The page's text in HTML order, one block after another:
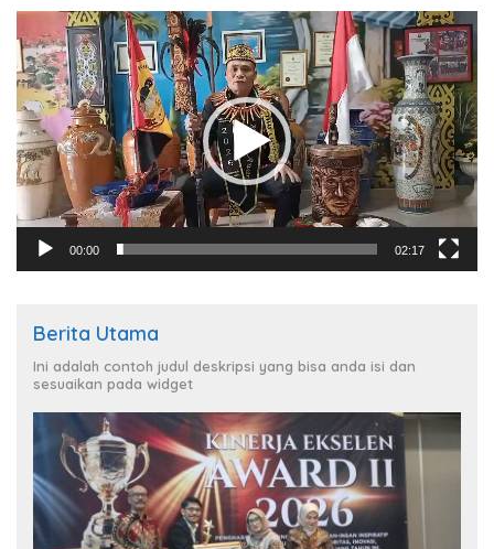
Pemutar
Video
00:00 02:17
Berita Utama
Ini adalah contoh judul deskripsi yang bisa anda isi dan
sesuaikan pada widget